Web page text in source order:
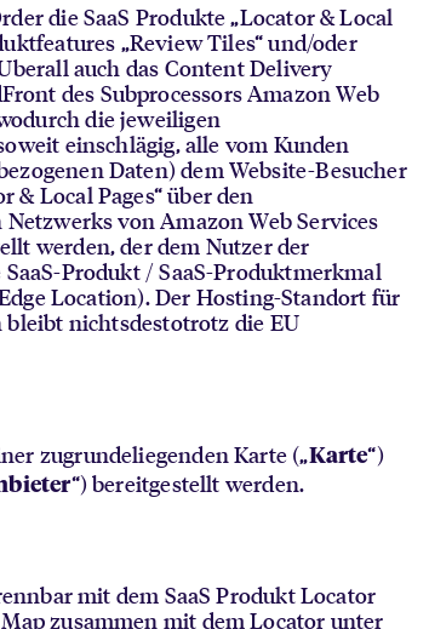
die SaaS Produkte „Locator & Local
„Review Tiles“ und/oder
auch das Content Delivery
des Subprocessors Amazon Web
die jeweiligen
einschlägig, alle vom Kunden
Daten) dem Website-Besucher
& Local Pages“ über den
von Amazon Web Services
werden, der dem Nutzer der
Produkt / SaaS-Produktmerkmal
Location). Der Hosting-Standort für
bleibt nichtsdestotrotz die EU
zugrundeliegenden Karte („Karte“)
“) bereitgestellt werden.
mit dem SaaS Produkt Locator
zusammen mit dem Locator unter